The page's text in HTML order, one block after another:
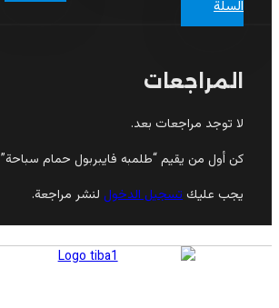
السلة
المراجعات
لا توجد مراجعات بعد.
كن أول من يقيم “طلمبه فايبربول حمام سباحة”
يجب عليكتسجيل الدخول لنشر مراجعة.